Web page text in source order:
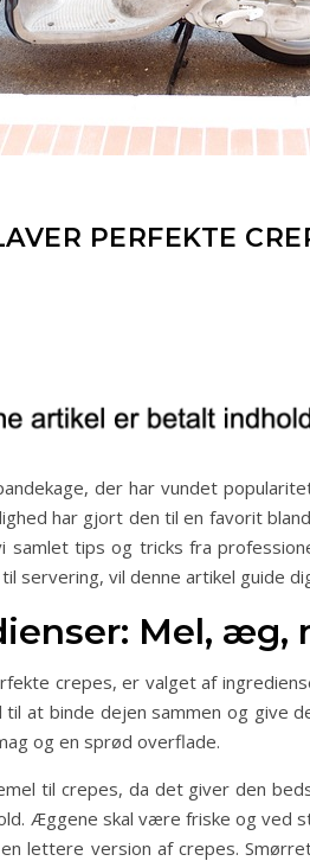
PERFEKTE
der har vundet
har gjort den til en favorit
samlet tips og tricks fra
servering, vil denne artikel guide
Mel,
crepes, er valget af
at binde dejen sammen og give
og en sprød overflade.
til crepes, da det giver den
Æggene skal være friske og ved
lettere version af crepes.